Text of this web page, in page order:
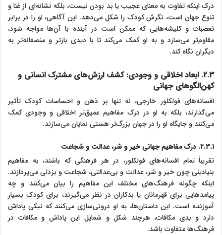
درک اینکه تفاوت به معنای عجیب یا بد بودن نیست، بلکه نشانه‌ای از غنا و
تنوع جهان است، نگرش کودک را شکل می‌دهد. این آگاهی، او را در برابر
تعصبات و کلیشه‌هایی که ممکن است در آینده با آن‌ها مواجه شود،
مقاوم‌تر می‌سازد و به او کمک می‌کند تا با دیدی بازتر و منصفانه‌تر به
دیگران نگاه کند.
۲.۳. ابعاد اخلاقی و وجودی: کشف ارزش‌های مشترک انسانی و
کهن‌الگوهای جهانی
افسانه‌های فولکلور خارجی، نه تنها بر ذهن و احساسات کودک تأثیر
می‌گذارند، بلکه به او در درک مفاهیم عمیق‌تر اخلاقی و وجودی کمک
می‌کنند و جایگاه او را در جهان بزرگ‌تر هستی نمایان می‌سازند.
۲.۳.۱. درک مفاهیم جهانی خیر و شر، عدالت و شجاعت
تقریباً تمام افسانه‌های فولکلور، در هر فرهنگی که باشند، به مفاهیم
بنیادینی چون خیر و شر، عدالت و بی‌عدالتی، شجاعت و بزدلی می‌پردازند.
اینکه چگونه فرهنگ‌های مختلف این مفاهیم را بیان می‌کنند و چه
پیامدهایی برای قهرمانان یا بدکاران در نظر می‌گیرند، برای کودک بسیار
آموزنده است. این داستان‌ها، به او درونی‌سازی می‌کنند که نیکی پاداش
دارد و بدی مکافات، هرچند شکل و شمایل این پاداش و مکافات در
فرهنگ‌ها متفاوت باشد.